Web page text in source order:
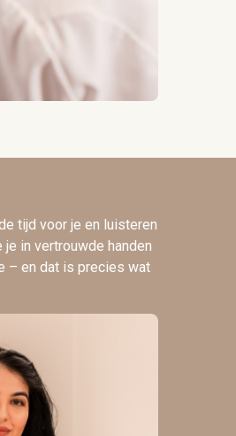
tijd voor je en luisteren
in vertrouwde handen
– en dat is precies wat